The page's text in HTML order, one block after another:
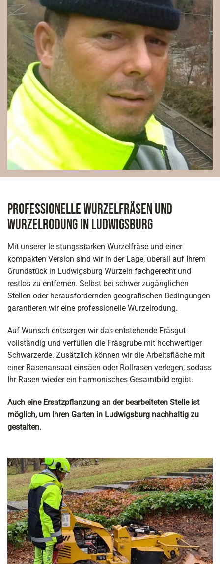
Professionelle Wurzelfräsen und
Wurzelrodung in Ludwigsburg
Mit unserer leistungsstarken Wurzelfräse und einer
kompakten Version sind wir in der Lage, überall auf Ihrem
Grundstück in Ludwigsburg Wurzeln fachgerecht und
restlos zu entfernen. Selbst bei schwer zugänglichen
Stellen oder herausfordernden geografischen Bedingungen
garantieren wir eine professionelle Wurzelrodung.
Auf Wunsch entsorgen wir das entstehende Fräsgut
vollständig und verfüllen die Fräsgrube mit hochwertiger
Schwarzerde. Zusätzlich können wir die Arbeitsfläche mit
einer Rasenansaat einsäen oder Rollrasen verlegen, sodass
Ihr Rasen wieder ein harmonisches Gesamtbild ergibt.
Auch eine Ersatzpflanzung an der bearbeiteten Stelle ist
möglich, um Ihren Garten in Ludwigsburg nachhaltig zu
gestalten.